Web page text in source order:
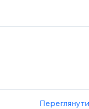
Переглянути